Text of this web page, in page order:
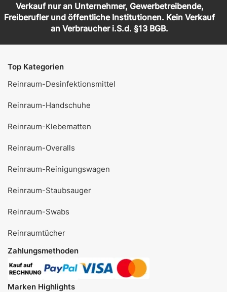
Verkauf nur an Unternehmer, Gewerbetreibende,
Freiberufler und öffentliche Institutionen. Kein Verkauf
an Verbraucher i.S.d. §13 BGB.
Top Kategorien
Reinraum-Desinfektionsmittel
Reinraum-Handschuhe
Reinraum-Klebematten
Reinraum-Overalls
Reinraum-Reinigungswagen
Reinraum-Staubsauger
Reinraum-Swabs
Reinraumtücher
Zahlungsmethoden
Marken Highlights